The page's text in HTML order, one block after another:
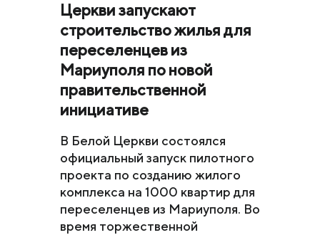
Церкви запускают
строительство жилья для
переселенцев из
Мариуполя по новой
правительственной
инициативе
В Белой Церкви состоялся
официальный запуск пилотного
проекта по созданию жилого
комплекса на 1000 квартир для
переселенцев из Мариуполя. Во
время торжественной